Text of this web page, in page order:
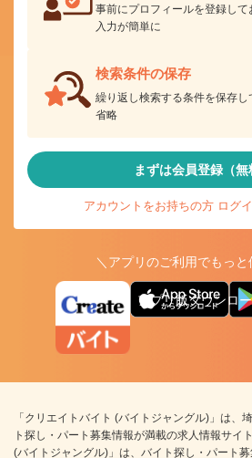
事前にプロフィールを登録し
入力が簡単に
検索条件の保存
繰り返し検索する条件を保存
省略
まずは会員登録（無
アカウントをお持ちの方 ログ
＼アプリのご利用でもっと
アプリ版ダウンロ
「クリエイトバイト (バイトジャングル)」は、
ト探し・パート募集情報が満載の求人情報サイ
(バイトジャングル)」は、バイト探し・パート